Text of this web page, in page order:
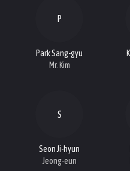
P
Park Sang-gyu
Mr. Kim
S
Seon Ji-hyun
Jeong-eun